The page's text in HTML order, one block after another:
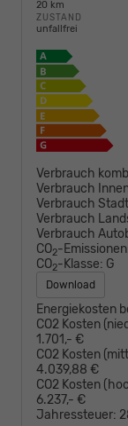
20 km
ZUSTAND
unfallfrei
Verbrauch
Verbrauch
Verbrauch
Verbrauch
Verbrauch
CO2-
CO2-Klasse: G
Download
Energiekosten
CO2 Kosten
1.701,- €
CO2 Kosten
4.039,88 €
CO2 Kosten
6.237,- €
Jahressteuer: